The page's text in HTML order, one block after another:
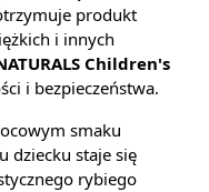
produkt
i innych
Children's
i bezpieczeństwa.
smaku
dziecku staje się
rybiego